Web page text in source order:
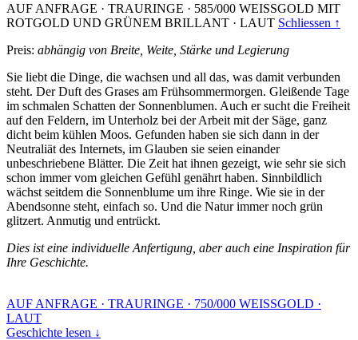
AUF ANFRAGE · TRAURINGE · 585/000 WEISSGOLD MIT
ROTGOLD UND GRÜNEM BRILLANT · LAUT Schliessen ↑
Preis: abhängig von Breite, Weite, Stärke und Legierung
Sie liebt die Dinge, die wachsen und all das, was damit verbunden
steht. Der Duft des Grases am Frühsommermorgen. Gleißende Tage
im schmalen Schatten der Sonnenblumen. Auch er sucht die Freiheit
auf den Feldern, im Unterholz bei der Arbeit mit der Säge, ganz
dicht beim kühlen Moos. Gefunden haben sie sich dann in der
Neutraliät des Internets, im Glauben sie seien einander
unbeschriebene Blätter. Die Zeit hat ihnen gezeigt, wie sehr sie sich
schon immer vom gleichen Gefühl genährt haben. Sinnbildlich
wächst seitdem die Sonnenblume um ihre Ringe. Wie sie in der
Abendsonne steht, einfach so. Und die Natur immer noch grün
glitzert. Anmutig und entrückt.
Dies ist eine individuelle Anfertigung, aber auch eine Inspiration für
Ihre Geschichte.
AUF ANFRAGE · TRAURINGE · 750/000 WEISSGOLD ·
LAUT
Geschichte lesen ↓